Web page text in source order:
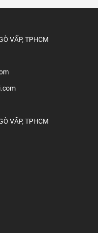
VẤP, TPHCM
VẤP, TPHCM